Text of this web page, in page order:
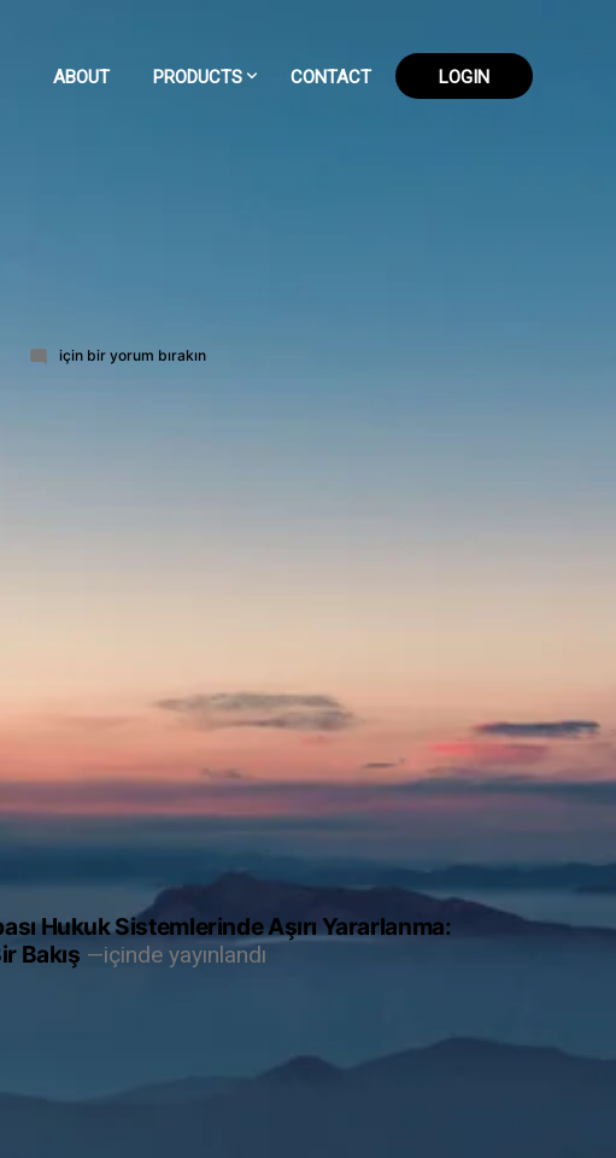
ABOUT PRODUCTS CONTACT LOGIN
168-
için bir yorum bırakın
Hukuk Sistemlerinde Aşırı Yararlanma:
Bakış
içinde yayınlandı